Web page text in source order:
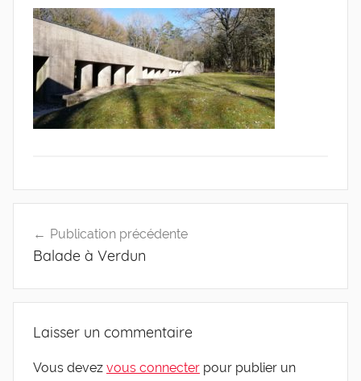
de
Publication précédente
Balade à Verdun
Laisser un commentaire
Vous devez vous connecter pour publier un